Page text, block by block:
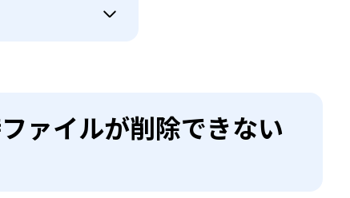
ァイルが削除できない